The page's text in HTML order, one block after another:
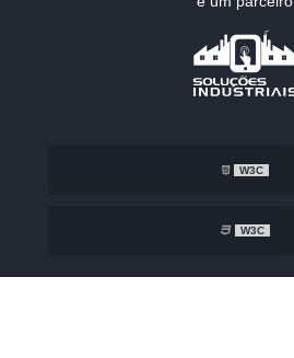
W3C
W3C